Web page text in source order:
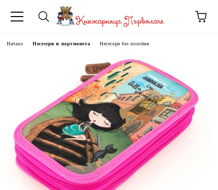
Начало Несесери и портмонета Несесери без пособия